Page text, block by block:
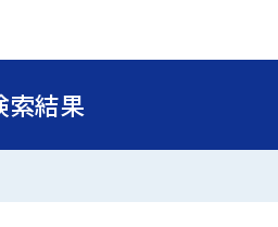
索結果